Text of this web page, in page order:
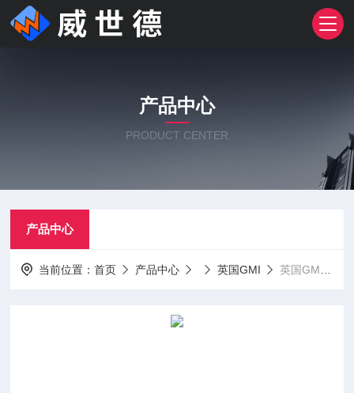
产品中心
PRODUCT CENTER
产品中心
当前位置：首页 产品中心 英国GMI 英国GMI PS245便携式泵吸式复合气体检测仪